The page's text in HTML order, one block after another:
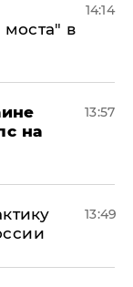
моста" в
14:14
на
13:57
13:49